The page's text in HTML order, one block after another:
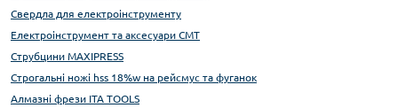
Свердла для електроінструменту
Електроінструмент та аксесуари CMT
Струбцини MAXIPRESS
Строгальні ножі hss 18%w на рейсмус та фуганок
Алмазні фрези ITA TOOLS